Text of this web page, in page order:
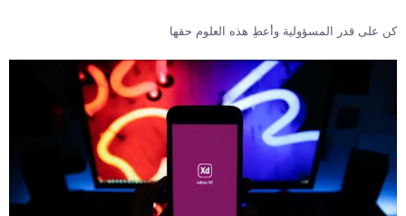
كن على قدر المسؤولية وأعطِ هذه العلوم حقها